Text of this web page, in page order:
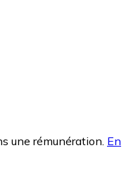
une rémunération. En